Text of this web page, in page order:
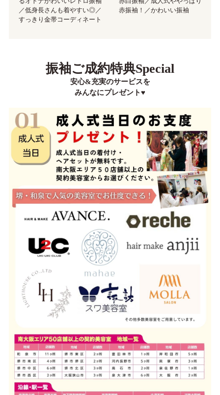
／低身長さんも着やすい◎／
すっきり金帯コーディネート
赤振袖！／かわいい振袖
振袖ご成約特典Special
安心&充実のサービスを
みんなにプレゼント♥